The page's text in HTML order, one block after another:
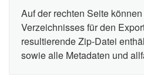
Auf der rechten Seite
Verzeichnisses für den
resultierende Zip-Datei
sowie alle Metadaten und